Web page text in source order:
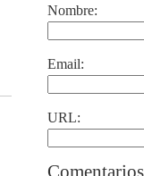
Nombre:
Email:
URL: